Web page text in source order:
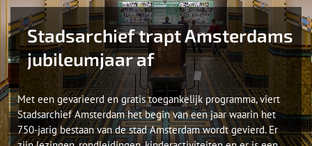
Stadsarchief trapt Amsterdams
jubileumjaar af
Met een gevarieerd en gratis toegankelijk programma, viert
Stadsarchief Amsterdam het begin van een jaar waarin het
750-jarig bestaan van de stad Amsterdam wordt gevierd. Er